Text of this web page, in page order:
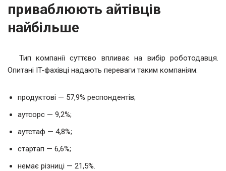
приваблюють айтівців
найбільше
Тип компанії суттєво впливає на вибір роботодавця.
Опитані IT-фахівці надають переваги таким компаніям:
продуктові — 57,9% респондентів;
аутсорс — 9,2%;
аутстаф — 4,8%;
стартап — 6,6%;
немає різниці — 21,5%.